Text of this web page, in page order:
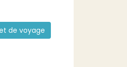
de voyage